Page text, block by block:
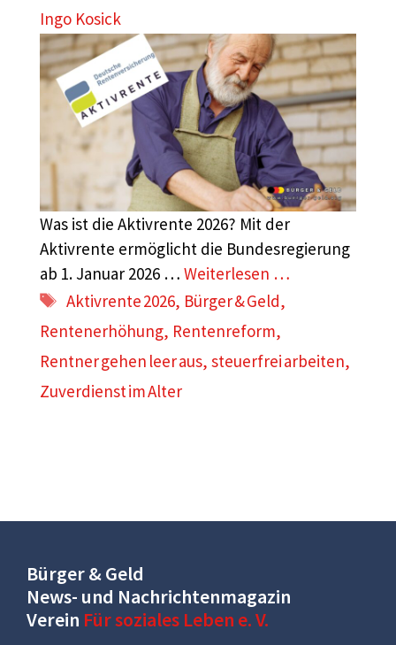
Ingo Kosick
Was ist die Aktivrente 2026? Mit der
Aktivrente ermöglicht die Bundesregierung
ab 1. Januar 2026 … Weiterlesen …
Schlagwörter
Aktivrente 2026, Bürger & Geld,
Rentenerhöhung, Rentenreform,
Rentner gehen leer aus, steuerfrei arbeiten,
Zuverdienst im Alter
Bürger & Geld
News- und Nachrichtenmagazin
Verein Für soziales Leben e. V.